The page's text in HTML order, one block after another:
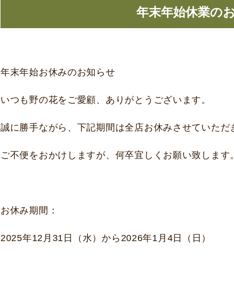
年末年始休業の
年末年始お休みのお知らせ
いつも野の花をご愛顧、ありがとうございます。
誠に勝手ながら、下記期間は全店お休みさせていただ
ご不便をおかけしますが、何卒宜しくお願い致します。
お休み期間：
2025年12月31日（水）から2026年1月4日（日）